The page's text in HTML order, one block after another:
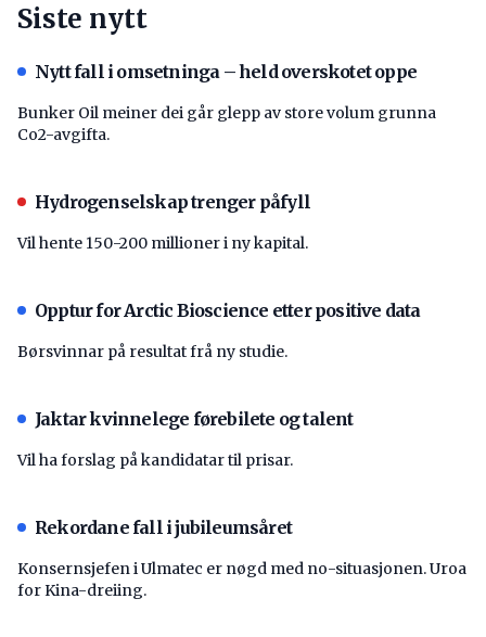
Siste nytt
Nytt fall i omsetninga – held overskotet oppe
Bunker Oil meiner dei går glepp av store volum grunna
Co2-avgifta.
Hydrogenselskap trenger påfyll
Vil hente 150-200 millioner i ny kapital.
Opptur for Arctic Bioscience etter positive data
Børsvinnar på resultat frå ny studie.
Jaktar kvinnelege førebilete og talent
Vil ha forslag på kandidatar til prisar.
Rekordane fall i jubileumsåret
Konsernsjefen i Ulmatec er nøgd med no-situasjonen. Uroa
for Kina-dreiing.